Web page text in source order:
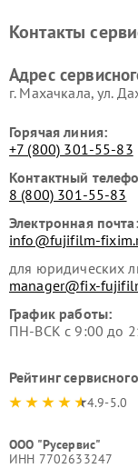
Контакты
Адрес
г. Махачкала, ул.
Горячая линия:
+7 (800) 301-55-83
Контактный
8 (800) 301-55-83
Электронная почта:
info@fujifilm-
для юридических
manager@fix-
График работы:
ПН-ВСК с 9:00 до
Рейтинг
4.9-5.0
ООО "Русервис"
ИНН 7702633247